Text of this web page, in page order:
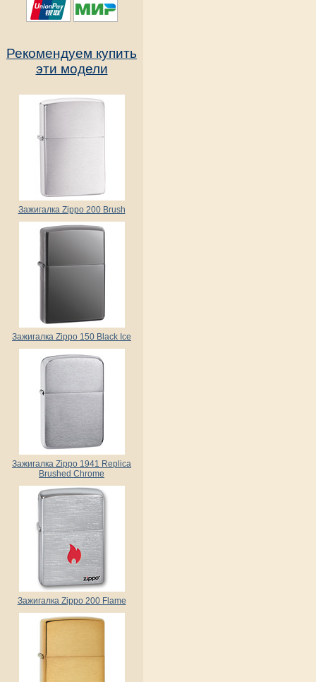
Рекомендуем купить
эти модели
Зажигалка Zippo 200 Brush
Зажигалка Zippo 150 Black Ice
Зажигалка Zippo 1941 Replica
Brushed Chrome
Зажигалка Zippo 200 Flame